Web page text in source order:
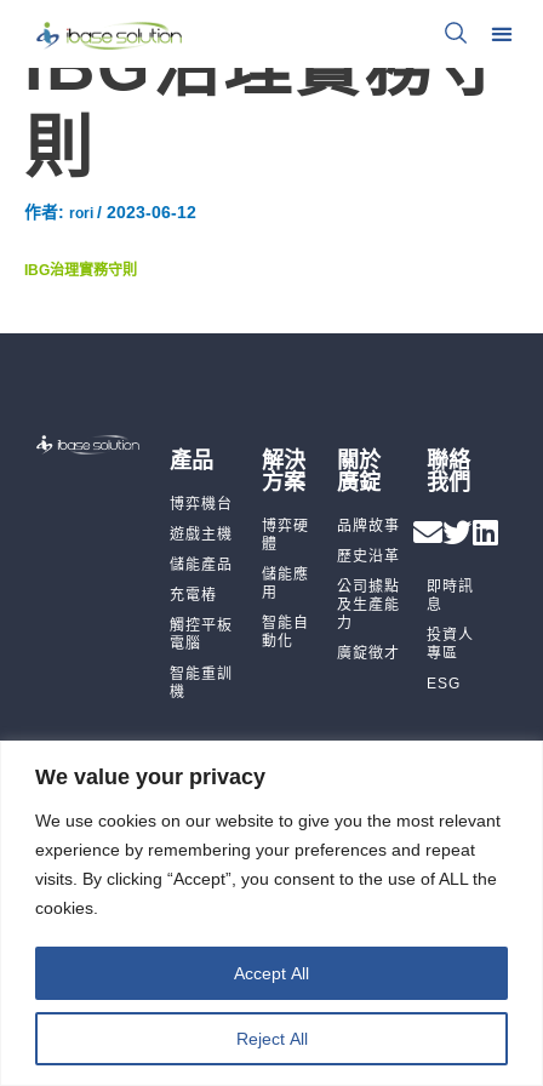
We value your privacy
We use cookies on our website to give you the most relevant
experience by remembering your preferences and repeat
visits. By clicking “Accept”, you consent to the use of ALL the
cookies.
Reject All
Accept All
IBG治理實務守
則
作者: rori / 2023-06-12
IBG治理實務守則
產品
博弈機台
遊戲主機
儲能產品
充電樁
觸控平板
電腦
智能重訓
機
解決
方案
博弈硬
體
儲能應
用
智能自
動化
關於
廣錠
品牌故事
歷史沿革
公司據點
及生產能
力
廣錠徵才
聯絡
我們
即時訊
息
投資人
專區
ESG
網頁設計公司：振作雲科技